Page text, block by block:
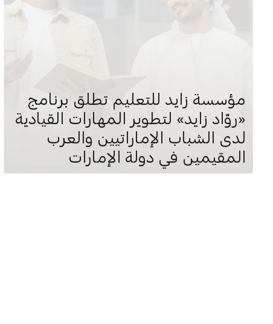
مؤسسة زايد للتعليم تطلق برنامج
«روّاد زايد» لتطوير المهارات القيادية
لدى الشباب الإماراتيين والعرب
المقيمين في دولة الإمارات